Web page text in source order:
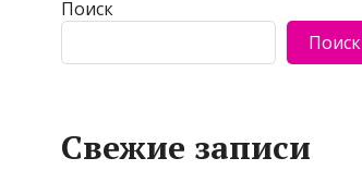
Поиск
Поиск
Свежие записи